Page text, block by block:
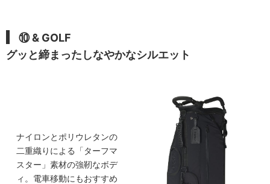
⑩ & GOLF
グッと締まったしなやかなシルエット
ナイロンとポリウレタンの
二重織りによる「ターフマ
スター」素材の強靭なボデ
ィ。電車移動にもおすすめ